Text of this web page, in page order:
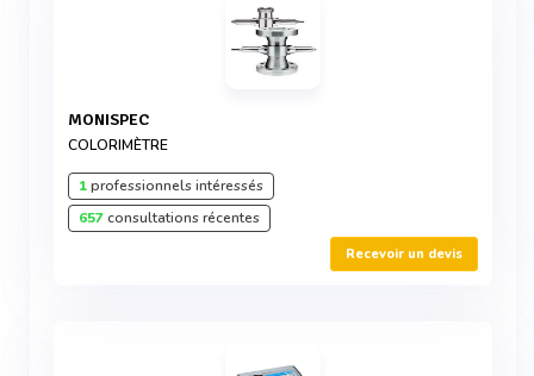
MONISPEC
COLORIMÈTRE
1professionnels intéressés
657consultations récentes
Recevoir un devis